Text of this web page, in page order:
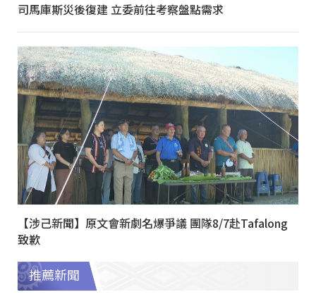
司馬庫斯災後復建 立委前往考察盤點需求
【涉己新聞】原文會新劇名爆爭議 團隊8/7赴Tafalong
致歉
推薦新聞